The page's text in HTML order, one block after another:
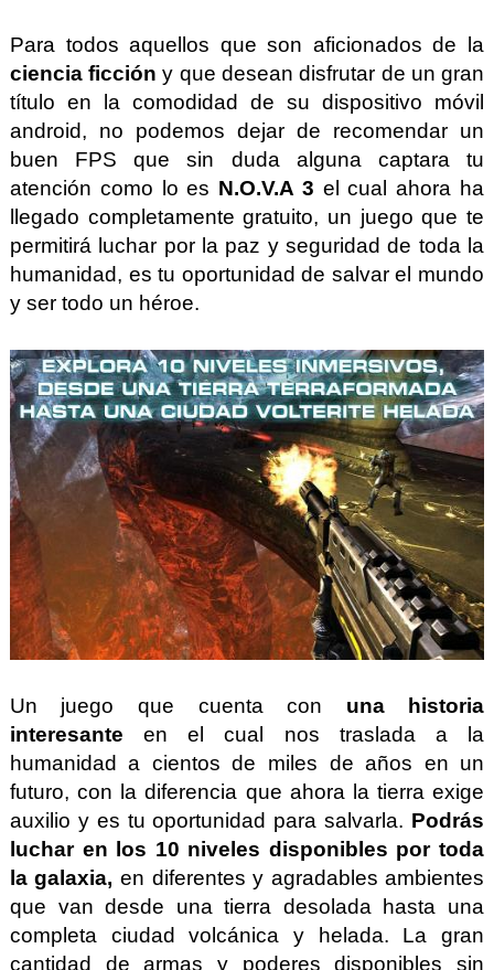
Para todos aquellos que son aficionados de la
ciencia ficción y que desean disfrutar de un gran
título en la comodidad de su dispositivo móvil
android, no podemos dejar de recomendar un
buen FPS que sin duda alguna captara tu
atención como lo es N.O.V.A 3 el cual ahora ha
llegado completamente gratuito, un juego que te
permitirá luchar por la paz y seguridad de toda la
humanidad, es tu oportunidad de salvar el mundo
y ser todo un héroe.
Un juego que cuenta con una historia
interesante en el cual nos traslada a la
humanidad a cientos de miles de años en un
futuro, con la diferencia que ahora la tierra exige
auxilio y es tu oportunidad para salvarla. Podrás
luchar en los 10 niveles disponibles por toda
la galaxia, en diferentes y agradables ambientes
que van desde una tierra desolada hasta una
completa ciudad volcánica y helada. La gran
cantidad de armas y poderes disponibles sin